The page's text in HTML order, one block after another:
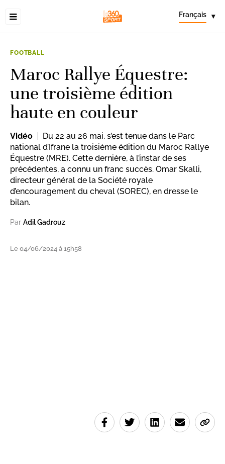
Français ▾
FOOTBALL
Maroc Rallye Équestre:
une troisième édition
haute en couleur
Vidéo
Du 22 au 26 mai, s’est tenue dans le Parc
national d’Ifrane la troisième édition du Maroc Rallye
Équestre (MRE). Cette dernière, à l’instar de ses
précédentes, a connu un franc succès. Omar Skalli,
directeur général de la Société royale
d’encouragement du cheval (SOREC), en dresse le
bilan.
Par Adil Gadrouz
Le 04/06/2024 à 15h58